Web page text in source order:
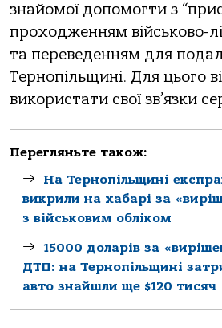
знайомої допомогти з
проходженням військово-
та переведенням для
Тернопільщині. Для цього
використати свої зв’язки
Перегляньте також:
На Тернопільщині
викрили на хабарі за
з військовим обліком
15000 доларів за
ДТП: на Тернопільщині
авто знайшли ще $120 тисяч